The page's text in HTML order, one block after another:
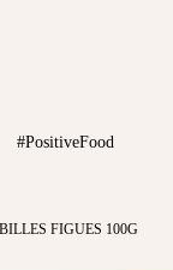
#PositiveFood
FIGUES 100G